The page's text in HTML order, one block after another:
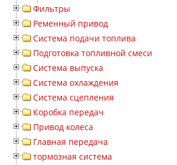
Фильтры
Ременный привод
Система подачи топлива
Подготовка топливной смеси
Система выпуска
Система охлаждения
Система сцепления
Коробка передач
Привод колеса
Главная передача
тормозная система